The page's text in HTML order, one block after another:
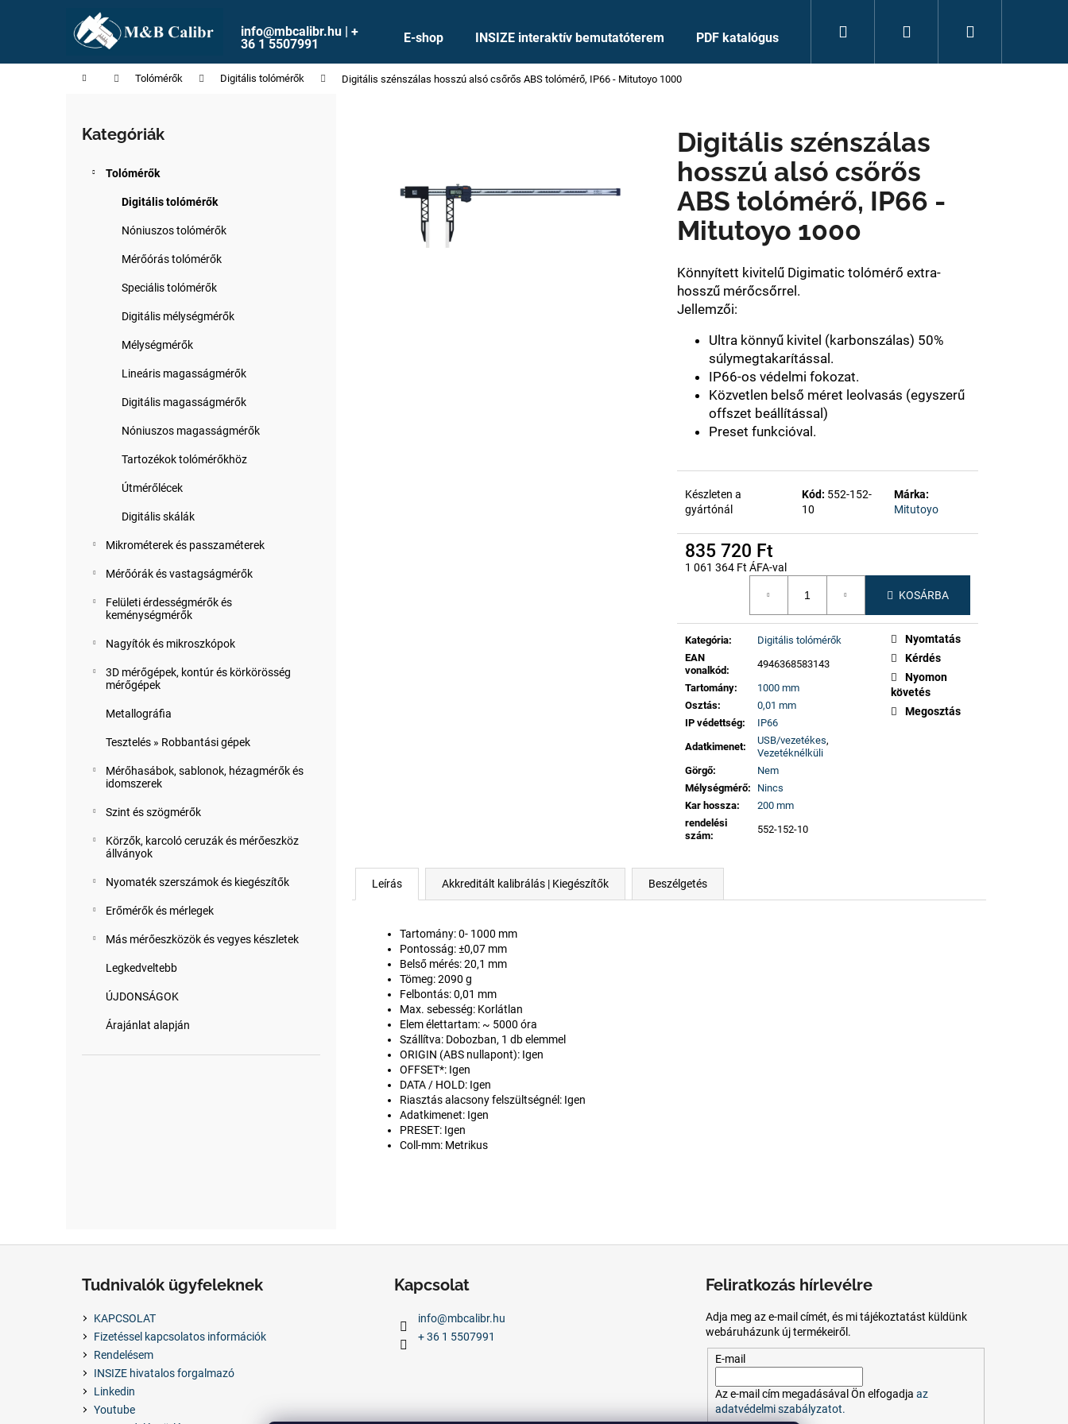
info@mbcalibr.hu | +
36 1 5507991
E-shop INSIZE interaktív bemutatóterem PDF katalógus Keresés Bejelentkezés
KezdőlapTolómérők Digitális tolómérők Digitális szénszálas hosszú alsó csőrős ABS tolómérő, IP66 - Mitutoyo 1000
Kategóriák
átugrása
Kategóriák
Tolómérők
Digitális tolómérők
Nóniuszos tolómérők
Mérőórás tolómérők
Speciális tolómérők
Digitális mélységmérők
Mélységmérők
Lineáris magasságmérők
Digitális magasságmérők
Nóniuszos magasságmérők
Tartozékok tolómérőkhöz
Útmérőlécek
Digitális skálák
Mikrométerek és passzaméterek
Mérőórák és vastagságmérők
Felületi érdességmérők és
keménységmérők
Nagyítók és mikroszkópok
3D mérőgépek, kontúr és körkörösség
mérőgépek
Metallográfia
Tesztelés » Robbantási gépek
Mérőhasábok, sablonok, hézagmérők és
idomszerek
Szint és szögmérők
Körzők, karcoló ceruzák és mérőeszköz
állványok
Nyomaték szerszámok és kiegészítők
Erőmérők és mérlegek
Más mérőeszközök és vegyes készletek
Legkedveltebb
ÚJDONSÁGOK
Árajánlat alapján
Digitális szénszálas
hosszú alsó csőrős
ABS tolómérő, IP66 -
Mitutoyo 1000
Könnyített kivitelű Digimatic tolómérő extra-
hosszű mérőcsőrrel.
Jellemzői:
Ultra könnyű kivitel (karbonszálas) 50%
súlymegtakarítással.
IP66-os védelmi fokozat.
Közvetlen belső méret leolvasás (egyszerű
offszet beállítással)
Preset funkcióval.
Készleten a
gyártónál
Kód: 552-152-
10
Márka:
Mitutoyo
835 720 Ft
1 061 364 Ft ÁFA-val
KOSÁRBA
Kategória:
Digitális tolómérők
EAN
vonalkód :
4946368583143
Tartomány:
1000 mm
Osztás:
0,01 mm
IP védettség:
IP66
Adatkimenet:
USB/vezetékes,
Vezetéknélküli
Görgő:
Nem
Mélységmérő:
Nincs
Kar hossza:
200 mm
rendelési
szám:
552-152-10
Nyomtatás
Kérdés
Nyomon
követés
Megosztás
Leírás Akkreditált kalibrálás | Kiegészítők Beszélgetés
Tartomány: 0- 1000 mm
Pontosság:±0,07 mm
Belső mérés: 20,1 mm
Tömeg: 2090 g
Felbontás: 0,01 mm
Max. sebesség: Korlátlan
Elem élettartam: ~ 5000 óra
Szállítva: Dobozban, 1 db elemmel
ORIGIN (ABS nullapont): Igen
OFFSET*: Igen
DATA / HOLD: Igen
Riasztás alacsony felszültségnél: Igen
Adatkimenet: Igen
PRESET: Igen
Coll-mm: Metrikus
á
Vissza
a boltba
Vissza
a boltba
Mit keres?
Ajánljuk
Tudnivalók ügyfeleknek
KAPCSOLAT
Fizetéssel kapcsolatos információk
Rendelésem
INSIZE hivatalos forgalmazó
Linkedin
Youtube
Kapcsolat
info@mbcalibr.hu
+ 36 1 5507991
Feliratkozás hírlevélre
Adja meg az e-mail címét, és mi tájékoztatást küldünk
webáruházunk új termékeiről.
E-mail
Aze-mailcím megadásával Ön elfogadja az
adatvédelmi szabályzatot.